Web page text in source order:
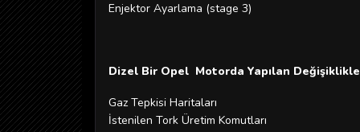
Enjektor Ayarlama (stage 3)
Dizel Bir Opel Motorda Yapılan
Gaz Tepkisi Haritaları
İstenilen Tork Üretim Komutları